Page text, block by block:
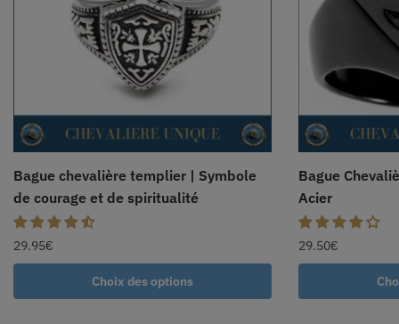
Bague chevalière templier | Symbole
de courage et de spiritualité
29.95€
Choix des options
Bague
Acier
29.50€